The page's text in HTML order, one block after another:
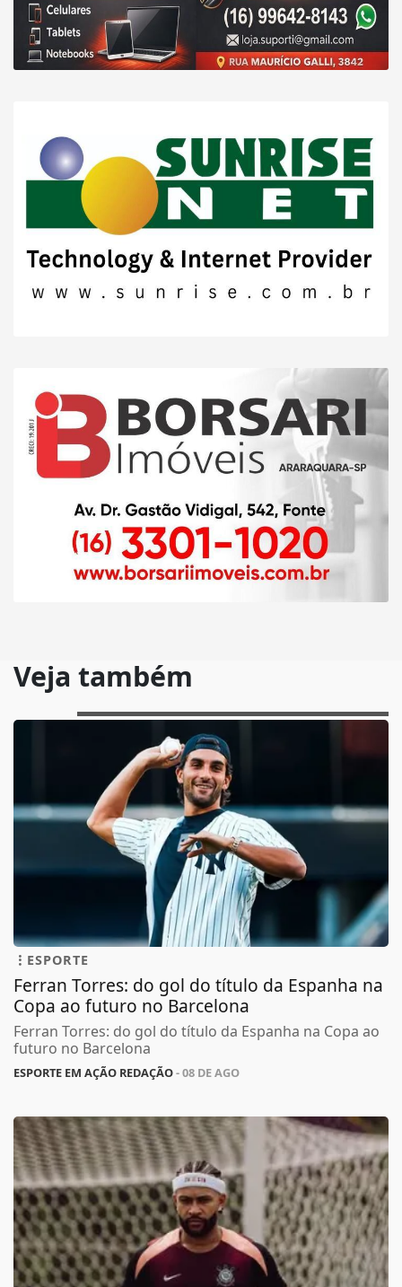
Veja também
ESPORTE
Ferran Torres: do gol do título da Espanha na
Copa ao futuro no Barcelona
Ferran Torres: do gol do título da Espanha na Copa ao
futuro no Barcelona
ESPORTE EM AÇÃO REDAÇÃO- 08 DE AGO